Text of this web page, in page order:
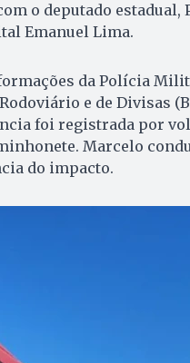
o deputado estadual,
Emanuel Lima.
da Polícia
e de Divisas
foi registrada por
Marcelo
do impacto.